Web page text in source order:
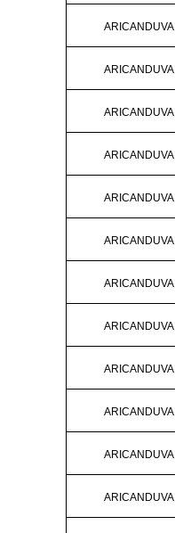
ARICANDUVA
ARICANDUVA
ARICANDUVA
ARICANDUVA
ARICANDUVA
ARICANDUVA
ARICANDUVA
ARICANDUVA
ARICANDUVA
ARICANDUVA
ARICANDUVA
ARICANDUVA